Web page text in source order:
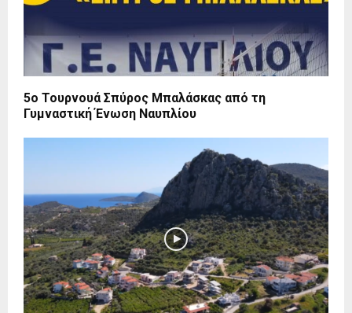
5ο Τουρνουά Σπύρος Μπαλάσκας από τη
Γυμναστική Ένωση Ναυπλίου